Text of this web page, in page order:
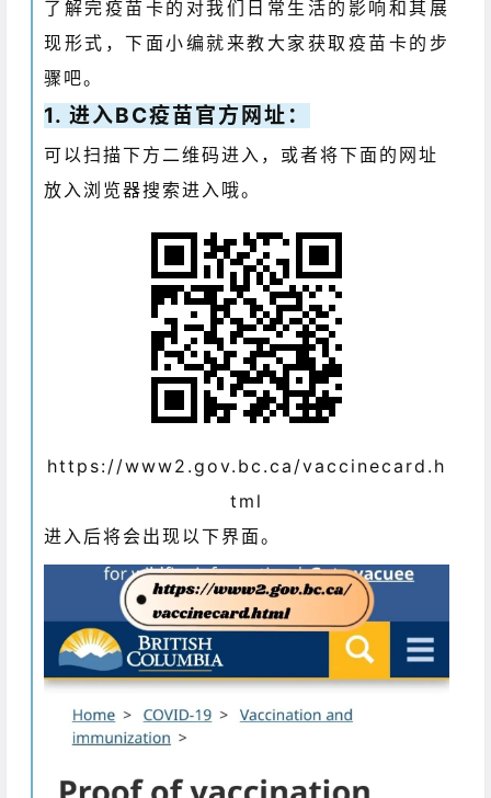
了解完疫苗卡的对我们日常生活的影响和其展
现形式，下面小编就来教大家获取疫苗卡的步
骤吧。
1. 进入BC疫苗官方网址：
可以扫描下方二维码进入，或者将下面的网址
放入浏览器搜索进入哦。
https://www2.gov.bc.ca/vaccinecard.h
tml
进入后将会出现以下界面。